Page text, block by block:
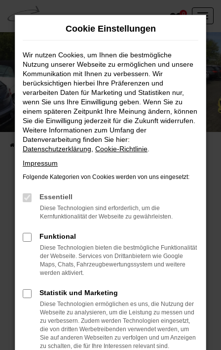
Zum
Hauptinhalt
springen
0
Unser Fahrzeugbestand vor Ort
Entdecken Sie unsere sofort verfügbaren
Fahrzeugangebote
Fehler: Network Error
Beim Laden ist ein Fehler aufgetreten.
Hier sind ein paar Tipps, die dir helfen können:
Überprüfe deine Firewall und deine
Internetverbindung.
Laden andere Webseiten, zum Beispiel deine
Suchmaschine?
Manche Erweiterungen, wie Werbeblocker,
können das Laden bestimmter Seiten
verhindern. Funktioniert die Seite in einem
anderen Browser oder in einem privaten
Fenster?
Cookie Einstellungen
Wir nutzen Cookies, um Ihnen die bestmögliche
Nutzung unserer Webseite zu ermöglichen und unsere
Kommunikation mit Ihnen zu verbessern. Wir
berücksichtigen hierbei Ihre Präferenzen und
verarbeiten Daten für Marketing und Statistiken nur,
wenn Sie uns Ihre Einwilligung geben. Wenn Sie zu
einem späteren Zeitpunkt Ihre Meinung ändern, können
Sie die Einwilligung jederzeit für die Zukunft widerrufen.
Weitere Informationen zum Umfang der
Datenverarbeitung finden Sie hier:
Datenschutzerklärung Cookie-Richtlinie
Impressum
Folgende Kategorien von Cookies werden von uns eingesetzt:
Essentiell
Diese Technologien sind erforderlich, um die
Kernfunktionalität der Webseite zu gewährleisten.
Funktional
Diese Technologien bieten die bestmögliche Funktionalität
der Webseite. Services von Drittanbietern wie Google
Maps, Chats, Fahrzeugbewertungssystem und weitere
werden aktiviert.
Statistik und Marketing
Diese Technologien ermöglichen es uns, die Nutzung der
Webseite zu analysieren, um die Leistung zu messen und
zu verbessern. Zudem werden Technologien eingesetzt,
die von dritten Werbetreibenden verwendet werden, um
Sie auf anderen Webseiten zu verfolgen und um Anzeigen
zu schalten, die für Ihre Interessen relevant sind.